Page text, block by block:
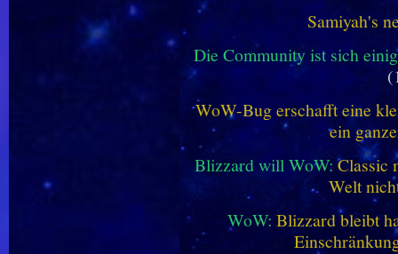
Samiyah's
Die Community ist sich
WoW-Bug erschafft eine
ein
Blizzard will WoW: Classic
Welt
WoW: Blizzard bleibt